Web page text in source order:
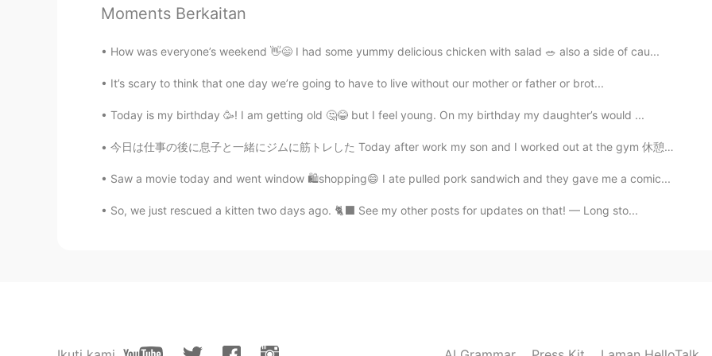
すぐにキャンプをする
Moments Berkaitan
How was everyone’s weekend 👋😄 I had some yummy delicious chicken with salad 🥗 also a side of cau...
It’s scary to think that one day we’re going to have to live without our mother or father or brot...
Today is my birthday 🥳! I am getting old 🤔😂 but I feel young. On my birthday my daughter’s would ...
今日は仕事の後に息子と一緒にジムに筋トレした Today after work my son and I worked out at the gym 休憩に息子は軽食を食べて、とても元気になっ...
Saw a movie today and went window 🛍shopping😄 I ate pulled pork sandwich and they gave me a comic...
So, we just rescued a kitten two days ago. 🐈‍⬛ See my other posts for updates on that! — Long sto...